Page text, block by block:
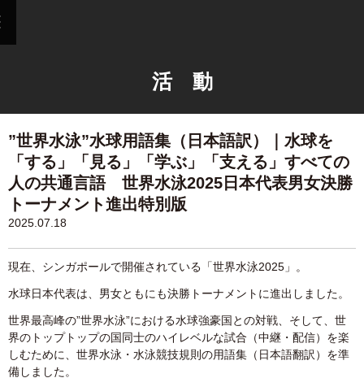
活 動
”世界水泳”水球用語集（日本語訳）｜水球を
「する」「見る」「学ぶ」「支える」すべての
人の共通言語 世界水泳2025日本代表男女決勝
トーナメント進出特別版
2025.07.18
現在、シンガポールで開催されている「世界水泳2025」。
水球日本代表は、男女ともにも決勝トーナメントに進出しました。
世界最高峰の”世界水泳”における水球強豪国との対戦、そして、世
界のトップトップの国同士のハイレベルな試合（中継・配信）を楽
しむために、世界水泳・水泳競技規則の用語集（日本語翻訳）を準
備しました。